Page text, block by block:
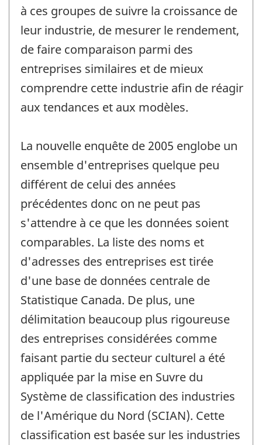
à ces groupes de suivre la croissance de
leur industrie, de mesurer le rendement,
de faire comparaison parmi des
entreprises similaires et de mieux
comprendre cette industrie afin de réagir
aux tendances et aux modèles.
La nouvelle enquête de 2005 englobe un
ensemble d'entreprises quelque peu
différent de celui des années
précédentes donc on ne peut pas
s'attendre à ce que les données soient
comparables. La liste des noms et
d'adresses des entreprises est tirée
d'une base de données centrale de
Statistique Canada. De plus, une
délimitation beaucoup plus rigoureuse
des entreprises considérées comme
faisant partie du secteur culturel a été
appliquée par la mise en Suvre du
Système de classification des industries
de l'Amérique du Nord (SCIAN). Cette
classification est basée sur les industries